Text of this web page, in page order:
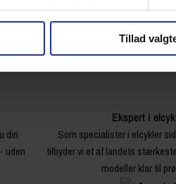
Tillad
din
uden
Ekspert i
Som specialister i elcykler
tilbyder vi et af landets
modeller klar til